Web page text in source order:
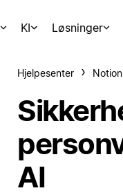
KI Løsninger
Hjelpesenter
AI